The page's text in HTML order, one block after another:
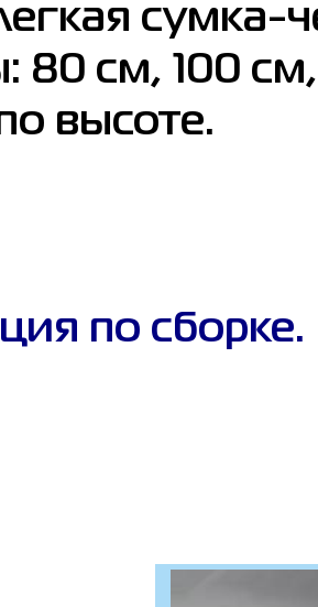
сумка-
80 см, 100
высоте.
по сборке.